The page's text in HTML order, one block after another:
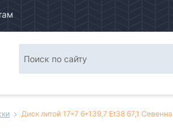
Диск литой 17*7 6*139,7 Et38 67,1